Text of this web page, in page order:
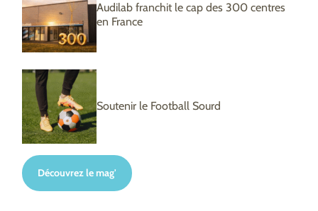
Audilab franchit le cap des 300 centres
en France
Soutenir le Football Sourd
Découvrez le mag'